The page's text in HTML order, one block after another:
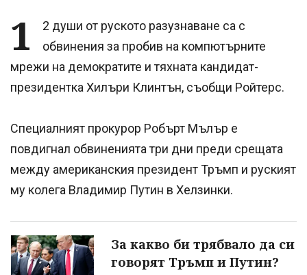
1
2 души от руското разузнаване са с
обвинения за пробив на компютърните
мрежи на демократите и тяхната кандидат-
президентка Хилъри Клинтън, съобщи Ройтерс.
Специалният прокурор Робърт Мълър е
повдигнал обвиненията три дни преди срещата
между американския президент Тръмп и руският
му колега Владимир Путин в Хелзинки.
За какво би трябвало да си
говорят Тръмп и Путин?